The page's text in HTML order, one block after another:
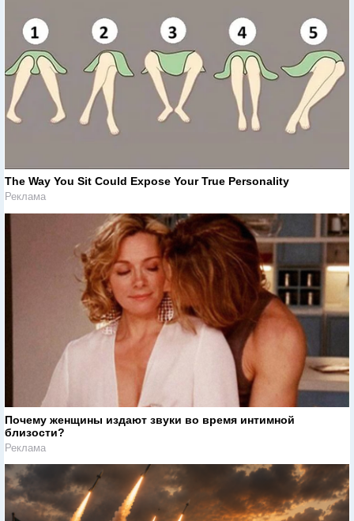
The Way You Sit Could Expose Your True Personality
Реклама
Почему женщины издают звуки во время интимной
близости?
Реклама